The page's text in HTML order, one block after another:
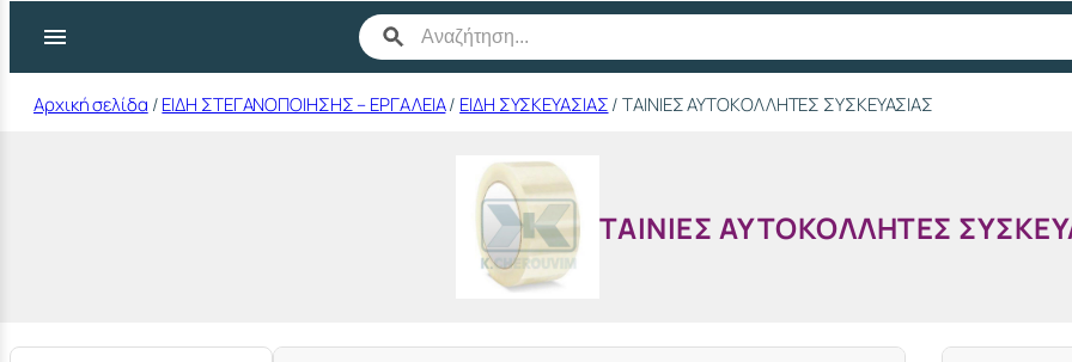
Αρχική σελίδα /ΕΙΔΗ ΣΤΕΓΑΝΟΠΟΙΗΣΗΣ – ΕΡΓΑΛΕΙΑ/ ΕΙΔΗ ΣΥΣΚΕΥΑΣΙΑΣ/ ΤΑΙΝΙΕΣ ΑΥΤΟΚΟΛΛΗΤΕΣ ΣΥΣΚΕΥΑΣΙΑΣ
ΤΑΙΝΙΕΣ ΑΥΤΟΚΟΛΛΗΤΕΣ